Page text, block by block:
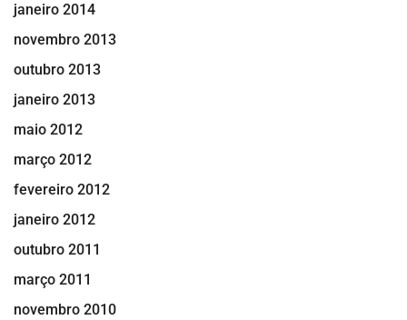
janeiro 2014
novembro 2013
outubro 2013
janeiro 2013
maio 2012
março 2012
fevereiro 2012
janeiro 2012
outubro 2011
março 2011
novembro 2010